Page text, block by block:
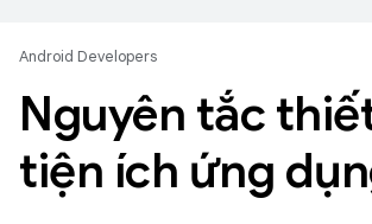
Android Developers
Nguyên tắc
tiện ích ứng